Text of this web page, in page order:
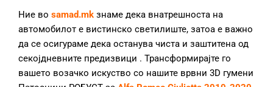
Ние во samad.mk знаме дека внатрешноста на
автомобилот е вистинско светилиште, затоа е важно
да се осигураме дека останува чиста и заштитена од
секојдневните предизвици . Трансформирајте го
вашето возачко искуство со нашите врвни 3D гумени